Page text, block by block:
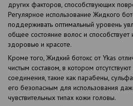
других факторов, способствующих
Регулярное использование Жидкого
поддерживать оптимальный уровень
общее состояние волос и
здоровью и красоте.
Кроме того, Жидкий ботокс от Ykas
чистым составом, в котором
соединения, такие как парабены,
его безопасным для использования
чувствительных типах кожи головы.